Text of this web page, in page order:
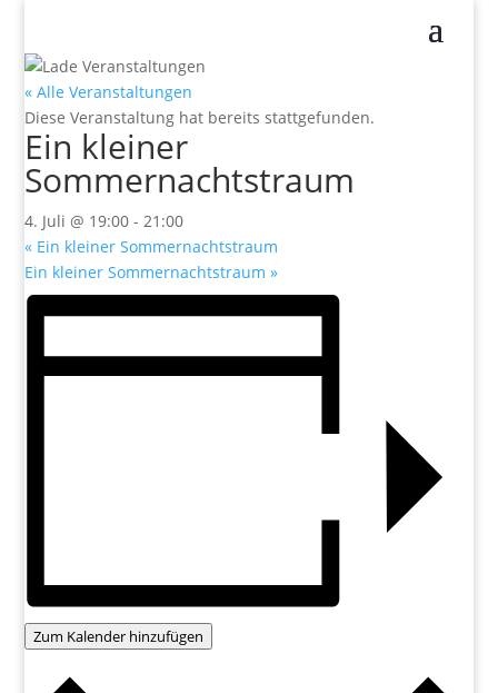
« Alle Veranstaltungen
Diese Veranstaltung hat bereits stattgefunden.
Ein kleiner
Sommernachtstraum
4. Juli @ 19:00 -21:00
« Ein kleiner Sommernachtstraum
Ein kleiner Sommernachtstraum»
Zum Kalender hinzufügen